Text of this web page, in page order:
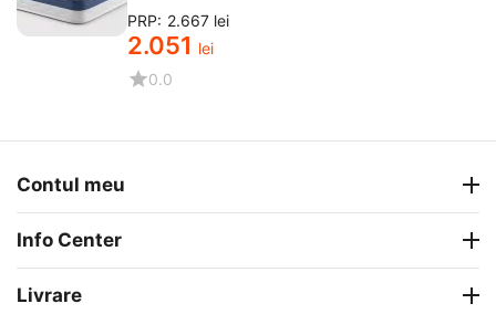
PRP: 2.667 lei
2.051 lei
0.0
Contul meu
Info Center
Livrare